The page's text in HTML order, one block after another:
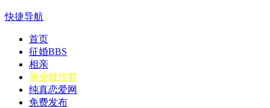
快捷导航
首页
征婚BBS
相亲
单身微信群
纯真恋爱网
免费发布